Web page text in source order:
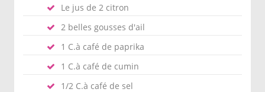
Le jus de 2 citron
2 belles gousses d'ail
1 C.à café de paprika
1 C.à café de cumin
1/2 C.à café de sel